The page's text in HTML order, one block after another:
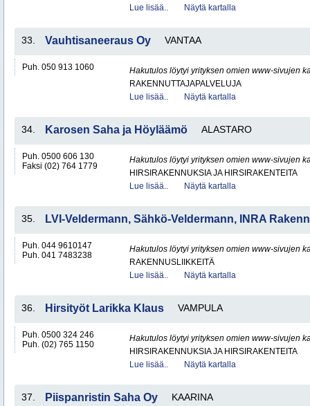
Lue lisää..
Näytä kartalla
33. Vauhtisaneeraus Oy VANTAA
Puh. 050 913 1060
Hakutulos löytyi yrityksen omien www-sivujen
RAKENNUTTAJAPALVELUJA
Lue lisää..
Näytä kartalla
34. Karosen Saha ja Höyläämö ALASTARO
Puh. 0500 606 130
Faksi (02) 764 1779
Hakutulos löytyi yrityksen omien www-sivujen
HIRSIRAKENNUKSIA JA HIRSIRAKENTEITA
Lue lisää..
Näytä kartalla
35. LVI-Veldermann, Sähkö-Veldermann, INRA
Puh. 044 9610147
Puh. 041 7483238
Hakutulos löytyi yrityksen omien www-sivujen
RAKENNUSLIIKKEITÄ
Lue lisää..
Näytä kartalla
36. Hirsityöt Larikka Klaus VAMPULA
Puh. 0500 324 246
Puh. (02) 765 1150
Hakutulos löytyi yrityksen omien www-sivujen
HIRSIRAKENNUKSIA JA HIRSIRAKENTEITA
Lue lisää..
Näytä kartalla
37. Piispanristin Saha Oy KAARINA